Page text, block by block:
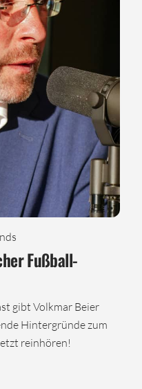
Fußball-
gibt Volkmar Beier
Hintergründe zum
reinhören!